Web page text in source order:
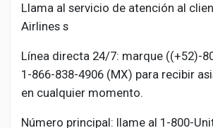
Llama al servicio de atención al
Airlines s
Línea directa 24/7: marque ((+52)-
1-866-838-4906 (MX) para recibir
en cualquier momento.
Número principal: llame al 1-800-